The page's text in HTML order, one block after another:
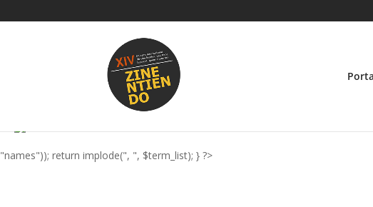
'film', 'editor' => false, 'imagen_destacada' => true, 'resumen' => false, 'label'
array('nombre'=>"ficha", "tipo"=>"texto_complejo", "descripcion"=>"Ficha
eliminar_proyectos_divi(); function elemento_listado_custom($nombre){ ?>
'810', ), $atts)); $thumbID = get_post_thumbnail_id( $id ); $imgDestacada =
"names")); return implode(", ", $term_list); } ?>